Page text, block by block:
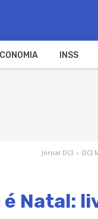
INSS
Jornal DCI › DCI
Natal: